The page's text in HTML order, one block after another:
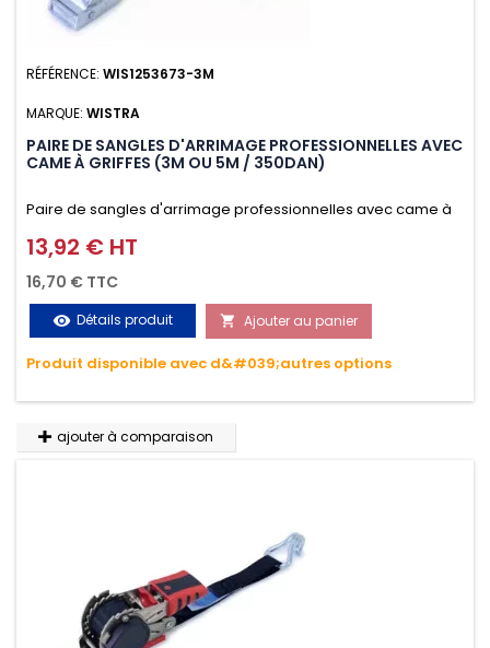
RÉFÉRENCE: WIS1253673-3M
MARQUE: WISTRA
PAIRE DE SANGLES D'ARRIMAGE PROFESSIONNELLES AVEC
CAME À GRIFFES (3M OU 5M / 350DAN)
Paire de sangles d'arrimage professionnelles avec came à
griffes (3M ou 5M / 350daN), simple et rapide d'utilisation.
Permet d'arrimer et de sécuriser vos chargements pendant
le transport. Matière polyester très résistante aux UV et aux
variations de températures, n'absorbe pas l'eau.
Prix
13,92 € HT
16,70 € TTC
visibility Détails produit  Ajouter au panier
Produit disponible avec d&#039;autres options
ajouter à comparaison